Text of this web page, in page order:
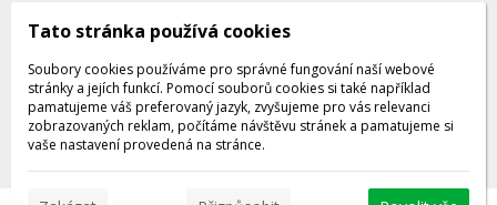
Sledování zásilek
Dárkové poukazy
Obchodní podmínky - archiv
Tato stránka používá cookies
Soubory cookies používáme pro správné fungování naší webové
stránky a jejích funkcí. Pomocí souborů cookies si také například
pamatujeme váš preferovaný jazyk, zvyšujeme pro vás relevanci
zobrazovaných reklam, počítáme návštěvu stránek a pamatujeme si
vaše nastavení provedená na stránce.